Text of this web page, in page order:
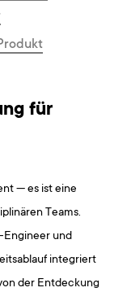
für
— es ist eine
Teams.
Engineer und
integriert
der Entdeckung